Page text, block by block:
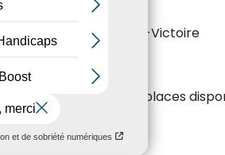
de la montagne Sainte-Victoire
libre, dans la limite des places